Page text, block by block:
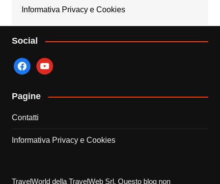
Informativa Privacy e Cookies
Social
facebookyoutube
Pagine
Contatti
Informativa Privacy e Cookies
TravelWorld della TravelWeb Srl. Questo blog non